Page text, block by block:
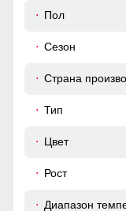
Натуральный мех
добавляет тепла
благородно.
Пол
Сезон
Страна
Тип
Цвет
Рост
Диапазон